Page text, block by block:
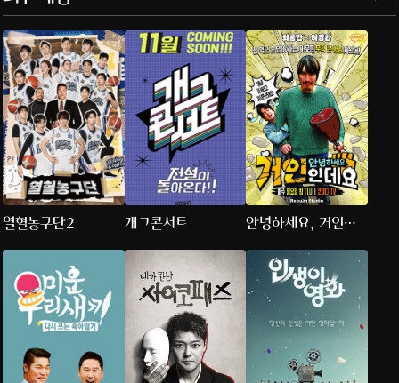
열혈농구단2 개그콘서트
안녕하세요, 거인인
데요